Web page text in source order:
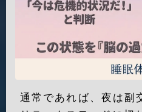
通常であれば、夜は副